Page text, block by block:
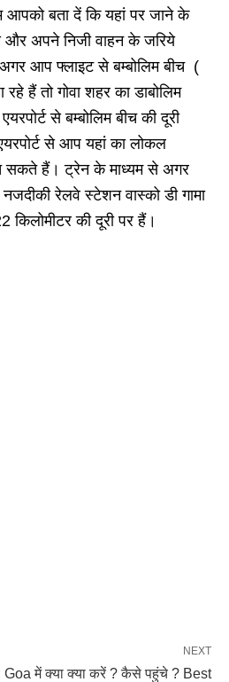
आपको बता दें कि यहां पर जाने के
और अपने निजी वाहन के जरिये
आप फ्लाइट से बम्बोलिम बीच (
हैं तो गोवा शहर का डाबोलिम
से बम्बोलिम बीच की दूरी
से आप यहां का लोकल
सकते हैं। ट्रेन के माध्यम से अगर
रेलवे स्टेशन वास्को डी गामा
किलोमीटर की दूरी पर हैं।
NEXT
में क्या क्या करें ? कैसे पहुंचे ? Best